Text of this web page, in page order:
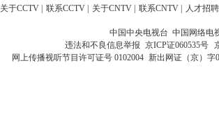
关于CCTV | 联系CCTV | 关于CNTV | 联系CNTV | 人才招聘
中国中央电视台 中国网络电
违法和不良信息举报 京ICP证060535号
网上传播视听节目许可证号 0102004 新出网证（京）